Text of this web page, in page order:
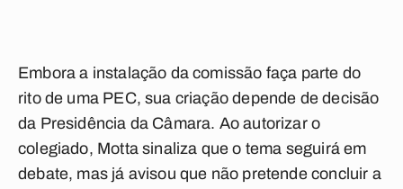
Embora a instalação da comissão faça parte do
rito de uma PEC, sua criação depende de decisão
da Presidência da Câmara. Ao autorizar o
colegiado, Motta sinaliza que o tema seguirá em
debate, mas já avisou que não pretende concluir a